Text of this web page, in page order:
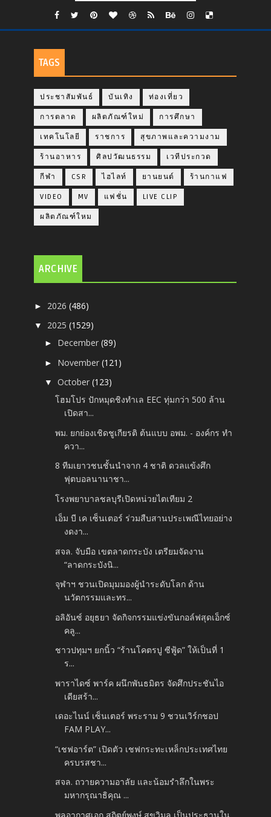
TAGS
ประชาสัมพันธ์ บันเทิง ท่องเที่ยว
การตลาด ผลิตภัณฑ์ใหม่ การศึกษา
เทคโนโลยี ราชการ สุขภาพและความงาม
ร้านอาหาร ศิลปวัฒนธรรม เวทีประกวด
กีฬา CSR ไฮไลท์ ยานยนต์ ร้านกาแฟ
VIDEO MV แฟชั่น LIVE CLIP
ผลิตภัณฑ์ใหม
ARCHIVE
► 2026(486)
▼ 2025(1529)
► December(89)
► November(121)
▼October(123)
โฮมโปร ปักหมุดชิงทำเล EEC ทุ่มกว่า 500 ล้าน
เปิดสา...
พม. ยกย่องเชิดชูเกียรติ ต้นแบบ อพม. - องค์กร ทำ
ควา...
8 ทีมเยาวชนชั้นนำจาก 4 ชาติ ดวลแข้งศึก
ฟุตบอลนานาชา...
โรงพยาบาลชลบุรีเปิดหน่วยไตเทียม 2
เอ็ม บี เค เซ็นเตอร์ ร่วมสืบสานประเพณีไทยอย่าง
งดงา...
สจล. จับมือ เขตลาดกระบัง เตรียมจัดงาน
“ลาดกระบังนิ...
จุฬาฯ ชวนเปิดมุมมองผู้นำระดับโลก ด้าน
นวัตกรรมและทร...
อลิอันซ์ อยุธยา จัดกิจกรรมแข่งขันกอล์ฟสุดเอ็กซ์
คลู...
ชาวปทุมฯ ยกนิ้ว “ร้านโคตรปู ซีฟู้ด” ให้เป็นที่ 1
ร...
พาราไดซ์ พาร์ค ผนึกพันธมิตร จัดศึกประชันไอ
เดียสร้า...
เดอะไนน์ เซ็นเตอร์ พระราม 9 ชวนเวิร์กชอป
FAM PLAY...
“เชฟอาร์ต” เปิดตัว เชฟกระทะเหล็กประเทศไทย
ครบรสชา...
สจล. ถวายความอาลัย และน้อมรำลึกในพระ
มหากรุณาธิคุณ ...
พลอากาศเอก สถิตย์พงษ์ สุขวิมล เป็นประธานใน